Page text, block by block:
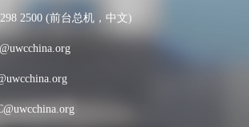
2500 (前台总机，中文)